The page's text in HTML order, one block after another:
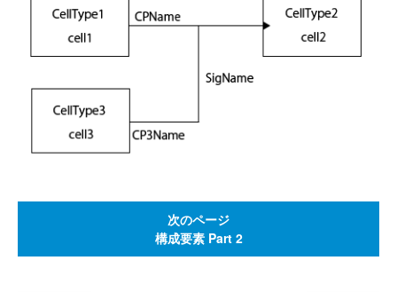
次のページ
構成要素 Part 2